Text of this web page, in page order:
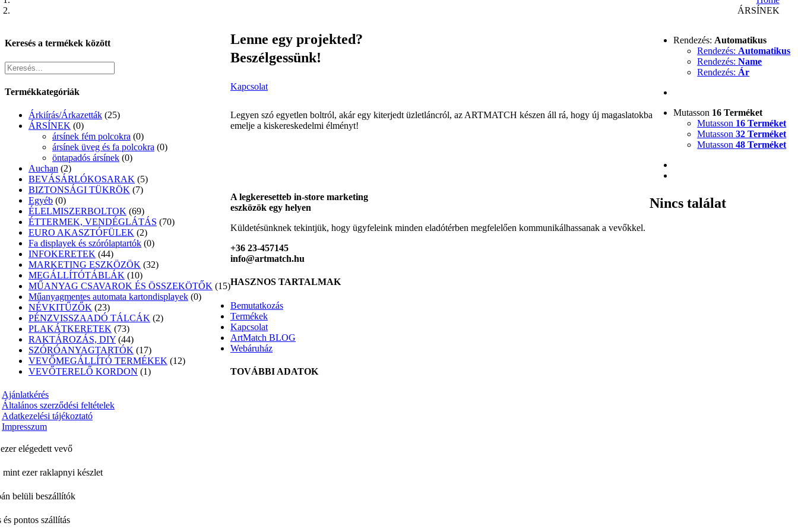
ÁRSÍNEK
Rendezés: Automatikus
Rendezés: Automatikus
Rendezés:Name
Rendezés: Ár
Mutasson 16 Terméket
Mutasson 16 Terméket
Mutasson32 Terméket
Mutasson48 Terméket
Nincs találat
Keresés a termékek között
Termékkategóriák
Árkiírás/Árkazetták (25)
ÁRSÍNEK (0)
ársínek fém polcokra (0)
ársínek üveg és fa polcokra (0)
öntapadós ársínek (0)
Auchan (2)
BEVÁSÁRLÓKOSARAK (5)
BIZTONSÁGI TÜKRÖK (7)
Egyéb (0)
ÉLELMISZERBOLTOK (69)
ÉTTERMEK, VENDÉGLÁTÁS (70)
EURO AKASZTÓFÜLEK (2)
Fa displayek és szórólaptartók (0)
INFOKERETEK (44)
MARKETING ESZKÖZÖK (32)
MEGÁLLÍTÓTÁBLÁK (10)
MŰANYAG CSAVAROK ÉS ÖSSZEKÖTŐK (15)
Műanyagmentes automata kartondisplayek (0)
NÉVKITŰZŐK (23)
PÉNZVISSZAADÓ TÁLCÁK (2)
PLAKÁTKERETEK (73)
RAKTÁROZÁS, DIY (44)
SZÓRÓANYAGTARTÓK (17)
VEVŐMEGÁLLÍTÓ TERMÉKEK (12)
VEVŐTERELŐ KORDON (1)
Lenne egy projekted?
Beszélgessünk!
Kapcsolat
Legyen szó egyetlen boltról, akár egy kiterjedt üzletláncról, az ARTMATCH készen áll rá, hogy új magaslatokba
emelje a kiskereskedelmi élményt!
A legkeresetteb in-store marketing
eszközök egy helyen
Küldetésünknek tekintjük, hogy ügyfeleink minden eladótérben megfelelően kommunikálhassanak a vevőkkel.
+36 23-457145
info@artmatch.hu
HASZNOS TARTALMAK
Bemutatkozás
Termékek
Kapcsolat
ArtMatch BLOG
Webáruház
TOVÁBBI ADATOK
Ajánlatkérés
Általános szerződési feltételek
Adatkezelési tájékoztató
Impresszum
elégedett vevő
mint ezer raklapnyi készlet
belüli beszállítók
és pontos szállítás